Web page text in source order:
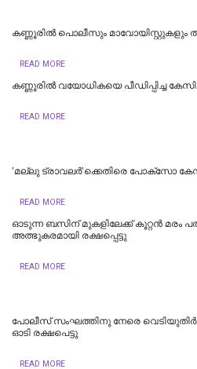
കണ്ണൂരിൽ പൊലീസും മാവോയിസ്റ്റുകളും
READ MORE
കണ്ണൂരിൽ വയോധികയെ പീഡിപ്പിച്ച
READ MORE
'മല്ലു ട്രാവലർ'ക്കെതിരെ പോക്‌സോ
READ MORE
ഓടുന്ന ബസിന് മുകളിലേക്ക് കൂറ്റന്‍ മരം
അത്ഭുകരമായി രക്ഷപ്പെട്ടു
READ MORE
പോലീസ് സംഘത്തിനു നേരെ
ഓടി രക്ഷപെട്ടു
READ MORE